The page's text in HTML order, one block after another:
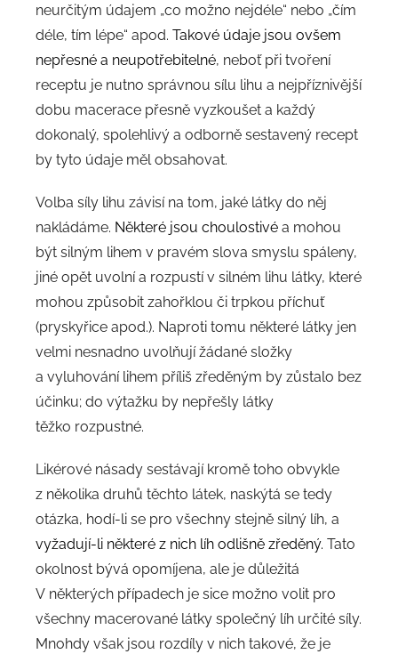
neurčitým údajem „co možno nejdéle“ nebo „čím
déle, tím lépe“ apod. Takové údaje jsou ovšem
nepřesné a neupotřebitelné, neboť při tvoření
receptu je nutno správnou sílu lihu a nejpříznivější
dobu macerace přesně vyzkoušet a každý
dokonalý, spolehlivý a odborně sestavený recept
by tyto údaje měl obsahovat.
Volba síly lihu závisí na tom, jaké látky do něj
nakládáme. Některé jsou choulostivé a mohou
být silným lihem v pravém slova smyslu spáleny,
jiné opět uvolní a rozpustí v silném lihu látky, které
mohou způsobit zahořklou či trpkou příchuť
(pryskyřice apod.). Naproti tomu některé látky jen
velmi nesnadno uvolňují žádané složky
a vyluhování lihem příliš zředěným by zůstalo bez
účinku; do výtažku by nepřešly látky
těžko rozpustné.
Likérové násady sestávají kromě toho obvykle
z několika druhů těchto látek, naskýtá se tedy
otázka, hodí-li se pro všechny stejně silný líh, a
vyžadují-li některé z nich líh odlišně zředěný. Tato
okolnost bývá opomíjena, ale je důležitá
V některých případech je sice možno volit pro
všechny macerované látky společný líh určité síly.
Mnohdy však jsou rozdíly v nich takové, že je